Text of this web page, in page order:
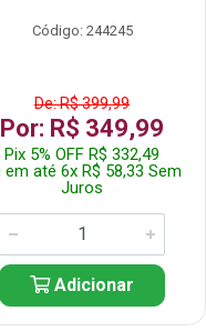
Código: 244245
De: R$ 399,99
Por: R$ 349,99
Pix 5% OFF R$ 332,49
em até 6x R$ 58,33 Sem
Juros
Adicionar